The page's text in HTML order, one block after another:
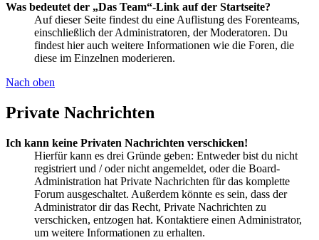
Was bedeutet der „Das Team“-Link auf der Startseite?
Auf dieser Seite findest du eine Auflistung des Forenteams,
einschließlich der Administratoren, der Moderatoren. Du
findest hier auch weitere Informationen wie die Foren, die
diese im Einzelnen moderieren.
Nach oben
Private Nachrichten
Ich kann keine Privaten Nachrichten verschicken!
Hierfür kann es drei Gründe geben: Entweder bist du nicht
registriert und / oder nicht angemeldet, oder die Board-
Administration hat Private Nachrichten für das komplette
Forum ausgeschaltet. Außerdem könnte es sein, dass der
Administrator dir das Recht, Private Nachrichten zu
verschicken, entzogen hat. Kontaktiere einen Administrator,
um weitere Informationen zu erhalten.